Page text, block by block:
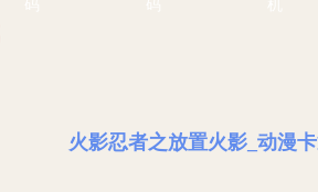
火影忍者之放置火影_动漫